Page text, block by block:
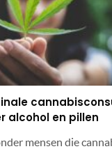
alcohol en pillen
mensen die